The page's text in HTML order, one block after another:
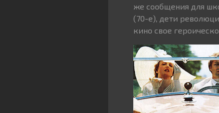
же сообщения для
(70-е), дети
кино свое